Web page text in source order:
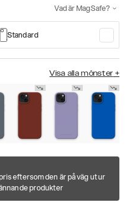
Vad är MagSafe?
Standard
Visa alla mönster +
eftersom den är på väg ut ur
produkter